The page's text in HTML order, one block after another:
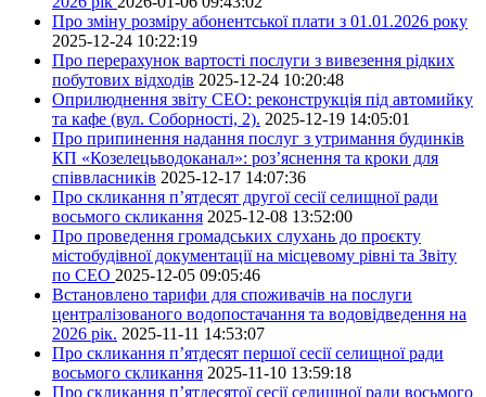
Про зміну розміру абонентської плати з 01.01.2026 року
2025-12-24 10:22:19
Про перерахунок вартості послуги з вивезення рідких
побутових відходів 2025-12-24 10:20:48
Оприлюднення звіту СЕО: реконструкція під автомийку
та кафе (вул. Соборності, 2). 2025-12-19 14:05:01
Про припинення надання послуг з утримання будинків
КП «Козелецьводоканал»: роз’яснення та кроки для
співвласників 2025-12-17 14:07:36
Про скликання п’ятдесят другої сесії селищної ради
восьмого скликання 2025-12-08 13:52:00
Про проведення громадських слухань до проєкту
містобудівної документації на місцевому рівні та Звіту
по СЕО 2025-12-05 09:05:46
Встановлено тарифи для споживачів на послуги
централізованого водопостачання та водовідведення на
2026 рік. 2025-11-11 14:53:07
Про скликання п’ятдесят першої сесії селищної ради
восьмого скликання 2025-11-10 13:59:18
Про скликання п’ятдесятої сесії селищної ради восьмого